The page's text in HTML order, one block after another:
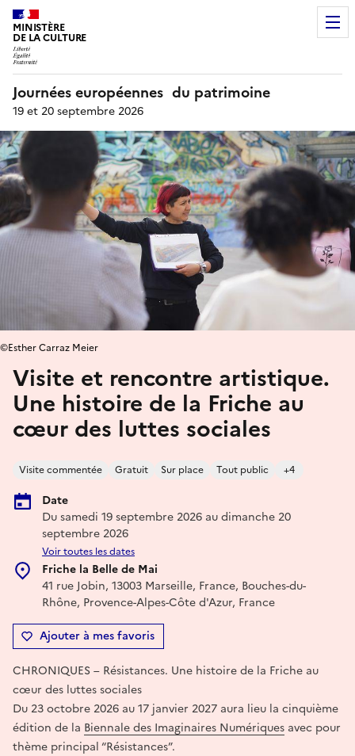
MINISTÈRE
DE LA CULTURE
Journées européennes du patrimoine
19 et 20 septembre 2026
Visite et rencontre artistique.
Une histoire de la Friche au
cœur des luttes sociales
Visite commentée Gratuit Sur place Tout public +4
Date
Du samedi 19 septembre 2026 au dimanche 20
septembre 2026
Voir toutes les dates
Friche la Belle de Mai
41 rue Jobin, 13003 Marseille, France, Bouches-du-
Rhône, Provence-Alpes-Côte d'Azur, France
Ajouter à mes favoris
©Esther Carraz Meier
CHRONIQUES – Résistances. Une histoire de la Friche au
cœur des luttes sociales
Du 23 octobre 2026 au 17 janvier 2027 aura lieu la cinquième
édition de la Biennale des Imaginaires Numériques avec pour
thème principal “Résistances”.